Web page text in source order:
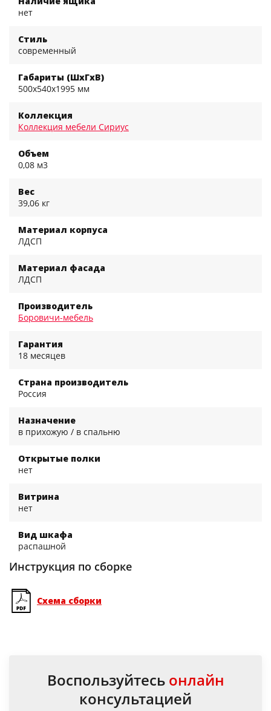
нет
Стиль
современный
Габариты (ШхГхВ)
500x540x1995 мм
Коллекция
Коллекция мебели Сириус
Объем
0,08 м3
Вес
39,06 кг
Материал корпуса
ЛДСП
Материал фасада
ЛДСП
Производитель
Боровичи-мебель
Гарантия
18 месяцев
Страна производитель
Россия
Назначение
в прихожую / в спальню
Открытые полки
нет
Витрина
нет
Вид шкафа
распашной
Инструкция по сборке
Схема сборки
Воспользуйтесь онлайн
консультацией